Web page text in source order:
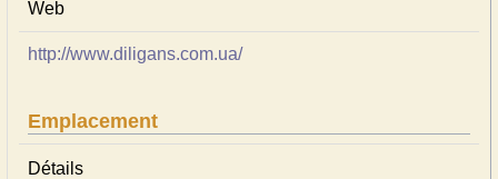
Web
http://www.diligans.com.ua/
Emplacement
Détails